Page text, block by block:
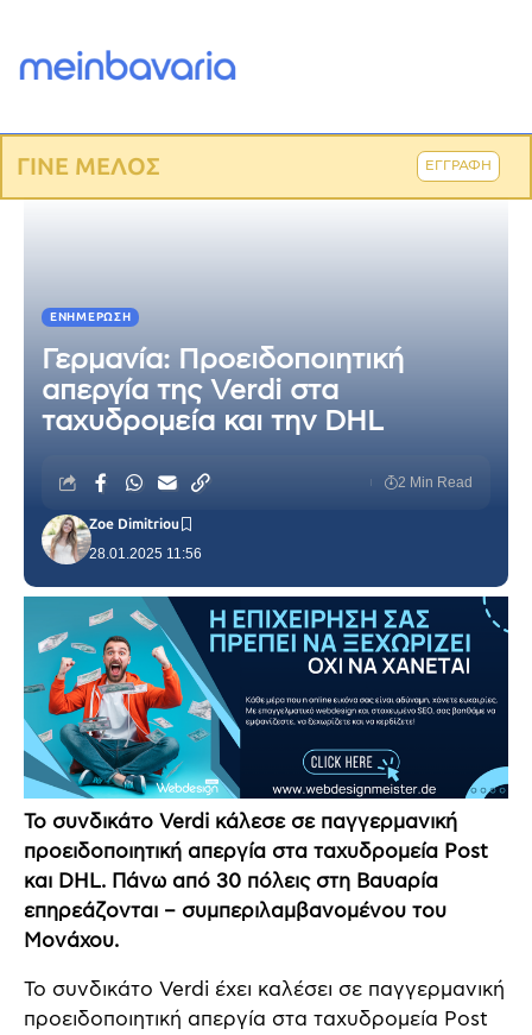
ΓΙΝΕ ΜΕΛΟΣ ΕΓΓΡΑΦΗ
ΕΝΗΜΈΡΩΣΗ
Γερμανία: Προειδοποιητική
απεργία της Verdi στα
ταχυδρομεία και την DHL
28.01.2025 11:56
Zoe Dimitriou
2 Min Read
Το συνδικάτο Verdi κάλεσε σε παγγερμανική
προειδοποιητική απεργία στα ταχυδρομεία Post
και DHL. Πάνω από 30 πόλεις στη Βαυαρία
επηρεάζονται – συμπεριλαμβανομένου του
Μονάχου.
Το συνδικάτο Verdi έχει καλέσει σε παγγερμανική
προειδοποιητική απεργία στα ταχυδρομεία Post